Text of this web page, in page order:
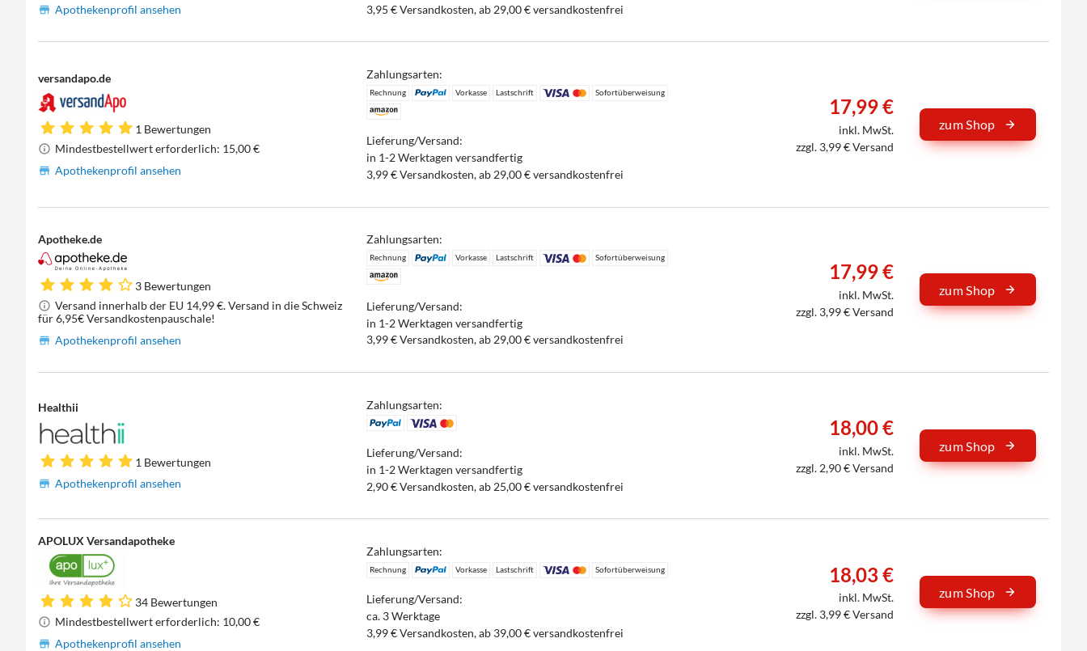
Apothekenprofil ansehen
3,95 € Versandkosten, ab 29,00 € versandkostenfrei
versandapo.de
1 Bewertungen
Mindestbestellwert erforderlich: 15,00 €
Apothekenprofil ansehen
Zahlungsarten:
Rechnung Vorkasse Lastschrift Sofortüberweisung
Lieferung/Versand:
in 1-2 Werktagen versandfertig
3,99 € Versandkosten, ab 29,00 € versandkostenfrei
17,99 €
inkl. MwSt.
zzgl. 3,99 € Versand
zum Shop
Apotheke.de
3 Bewertungen
Versand innerhalb der EU 14,99 €. Versand in die Schweiz
für 6,95€ Versandkostenpauschale!
Apothekenprofil ansehen
Zahlungsarten:
Rechnung Vorkasse Lastschrift Sofortüberweisung
Lieferung/Versand:
in 1-2 Werktagen versandfertig
3,99 € Versandkosten, ab 29,00 € versandkostenfrei
17,99 €
inkl. MwSt.
zzgl. 3,99 € Versand
zum Shop
Healthii
1 Bewertungen
Apothekenprofil ansehen
Zahlungsarten:
Lieferung/Versand:
in 1-2 Werktagen versandfertig
2,90 € Versandkosten, ab 25,00 € versandkostenfrei
18,00 €
inkl. MwSt.
zzgl. 2,90 € Versand
zum Shop
APOLUX Versandapotheke
34 Bewertungen
Mindestbestellwert erforderlich: 10,00 €
Apothekenprofil ansehen
Zahlungsarten:
Rechnung Vorkasse Lastschrift Sofortüberweisung
Lieferung/Versand:
ca. 3 Werktage
3,99 € Versandkosten, ab 39,00 € versandkostenfrei
18,03 €
inkl. MwSt.
zzgl. 3,99 € Versand
zum Shop